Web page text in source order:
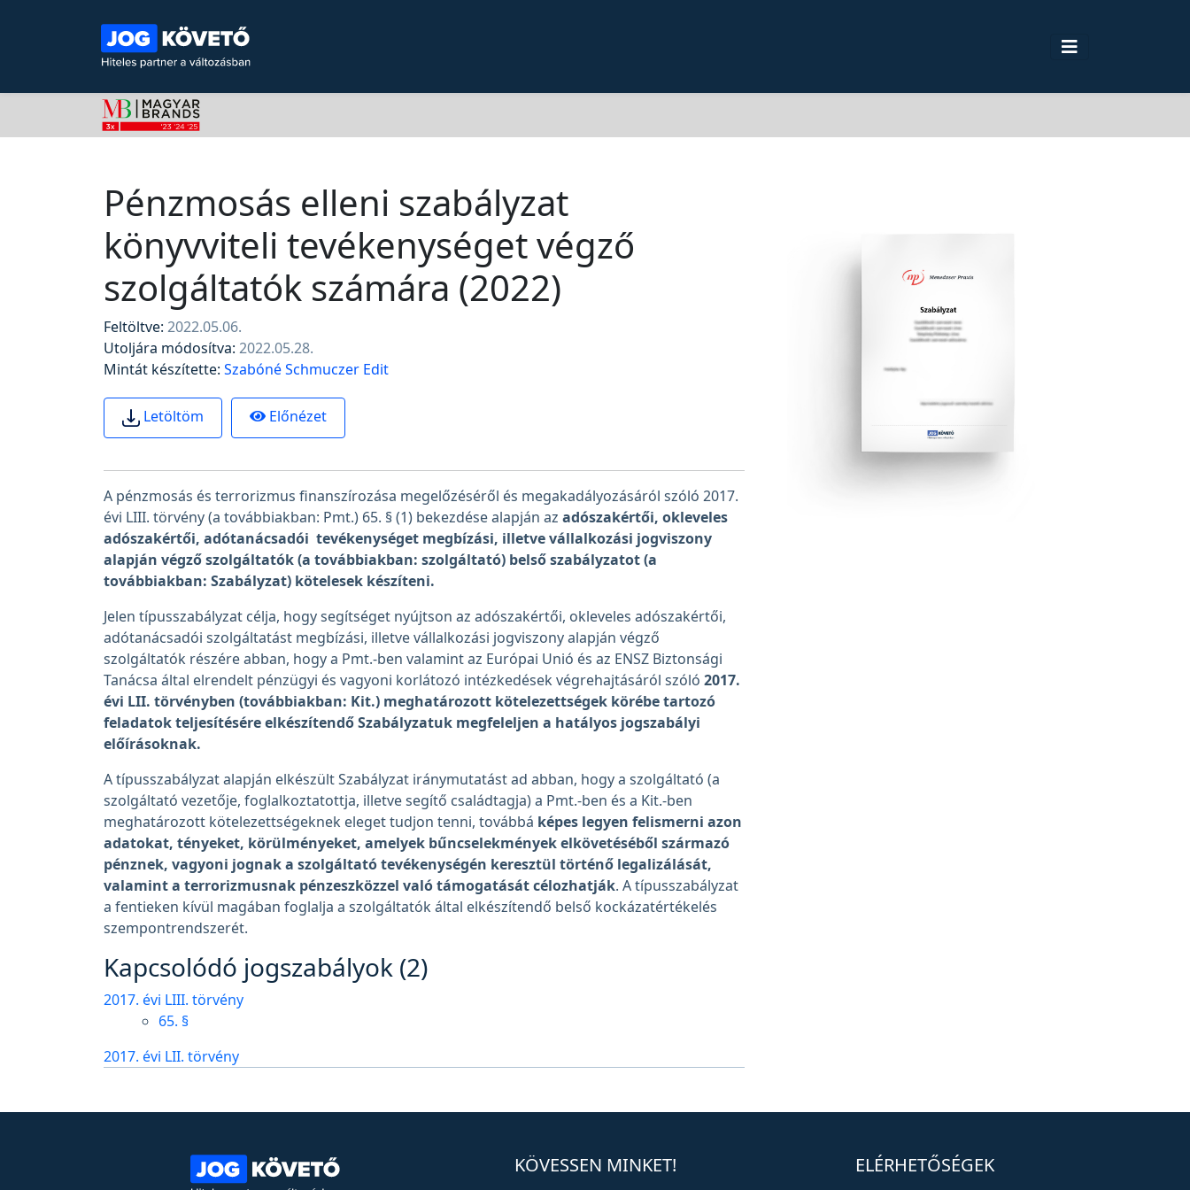
Pénzmosás elleni szabályzat
könyvviteli tevékenységet végző
szolgáltatók számára (2022)
Feltöltve: 2022.05.06.
Utoljára módosítva: 2022.05.28.
Mintát készítette: Szabóné Schmuczer Edit
Letöltöm Előnézet
A pénzmosás és terrorizmus finanszírozása megelőzéséről és megakadályozásáról szóló 2017.
évi LIII. törvény (a továbbiakban: Pmt.) 65. § (1) bekezdése alapján az adószakértői, okleveles
adószakértői, adótanácsadói tevékenységet megbízási, illetve vállalkozási jogviszony
alapján végző szolgáltatók (a továbbiakban: szolgáltató) belső szabályzatot (a
továbbiakban: Szabályzat) kötelesek készíteni.
Jelen típusszabályzat célja, hogy segítséget nyújtson az adószakértői, okleveles adószakértői,
adótanácsadói szolgáltatást megbízási, illetve vállalkozási jogviszony alapján végző
szolgáltatók részére abban, hogy a Pmt.-ben valamint az Európai Unió és az ENSZ Biztonsági
Tanácsa által elrendelt pénzügyi és vagyoni korlátozó intézkedések végrehajtásáról szóló 2017.
évi LII. törvényben (továbbiakban: Kit.) meghatározott kötelezettségek körébe tartozó
feladatok teljesítésére elkészítendő Szabályzatuk megfeleljen a hatályos jogszabályi
előírásoknak.
A típusszabályzat alapján elkészült Szabályzat iránymutatást ad abban, hogy a szolgáltató (a
szolgáltató vezetője, foglalkoztatottja, illetve segítő családtagja) a Pmt.-ben és a Kit.-ben
meghatározott kötelezettségeknek eleget tudjon tenni, továbbá képes legyen felismerni azon
adatokat, tényeket, körülményeket, amelyek bűncselekmények elkövetéséből származó
pénznek, vagyoni jognak a szolgáltató tevékenységén keresztül történő legalizálását,
valamint a terrorizmusnak pénzeszközzel való támogatását célozhatják. A típusszabályzat
a fentieken kívül magában foglalja a szolgáltatók által elkészítendő belső kockázatértékelés
szempontrendszerét.
Kapcsolódó jogszabályok (2)
2017. évi LIII. törvény
65. §
2017. évi LII. törvény
KÖVESSEN MINKET! ELÉRHETŐSÉGEK